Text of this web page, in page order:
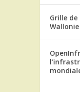
Grille de
Wallonie